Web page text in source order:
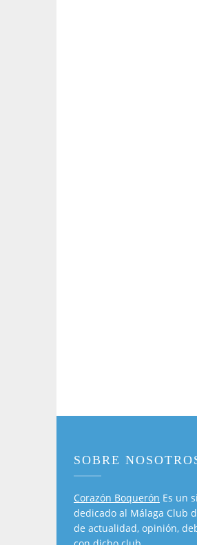
SOBRE
Corazón Boquerón Es un
dedicado al Málaga Club
de actualidad, opinión,